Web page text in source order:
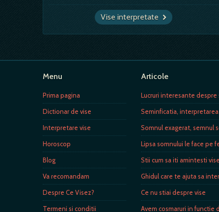
Vise interpretate
Menu
Prima pagina
Dictionar de vise
Interpretare vise
Horoscop
Blog
Va recomandam
Despre Ce Visez?
Termeni si conditii
Articole
Lucruri interesante despre
Seminficatia,
Somnul exagerat, semnul
Lipsa somnului le face pe
Stii cum sa iti amintesti
Ghidul care te ajuta sa
Ce nu stiai despre vise
Avem cosmaruri in functie